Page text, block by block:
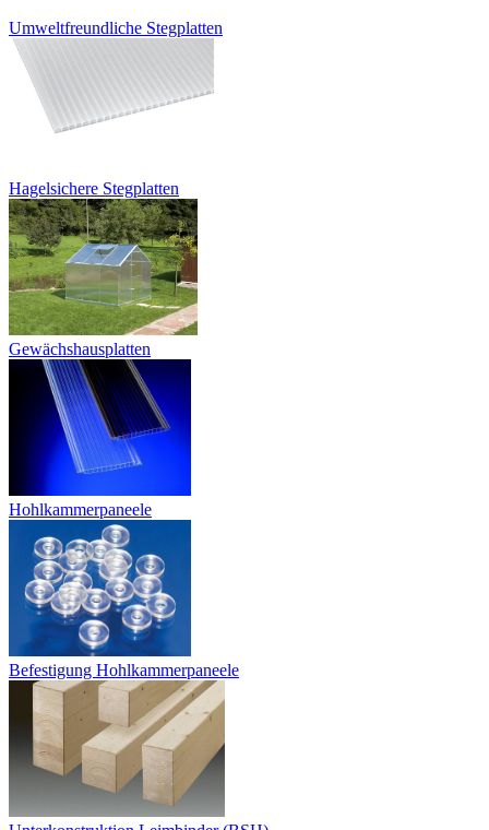
Umweltfreundliche Stegplatten
Hagelsichere Stegplatten
Gewächshausplatten
Hohlkammerpaneele
Befestigung Hohlkammerpaneele